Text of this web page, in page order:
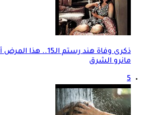
ذكرى وفاة هند رستم
مانرو الشرق
5